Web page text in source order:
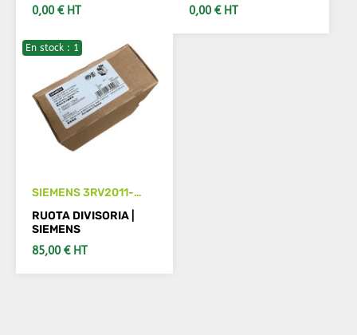
0,00 € HT
AGGIUNGI AL CARRELLO
0,00 € HT
En stock : 1
SIEMENS 3RV2011-
1DA20
RUOTA DIVISORIA |
SIEMENS
85,00 € HT